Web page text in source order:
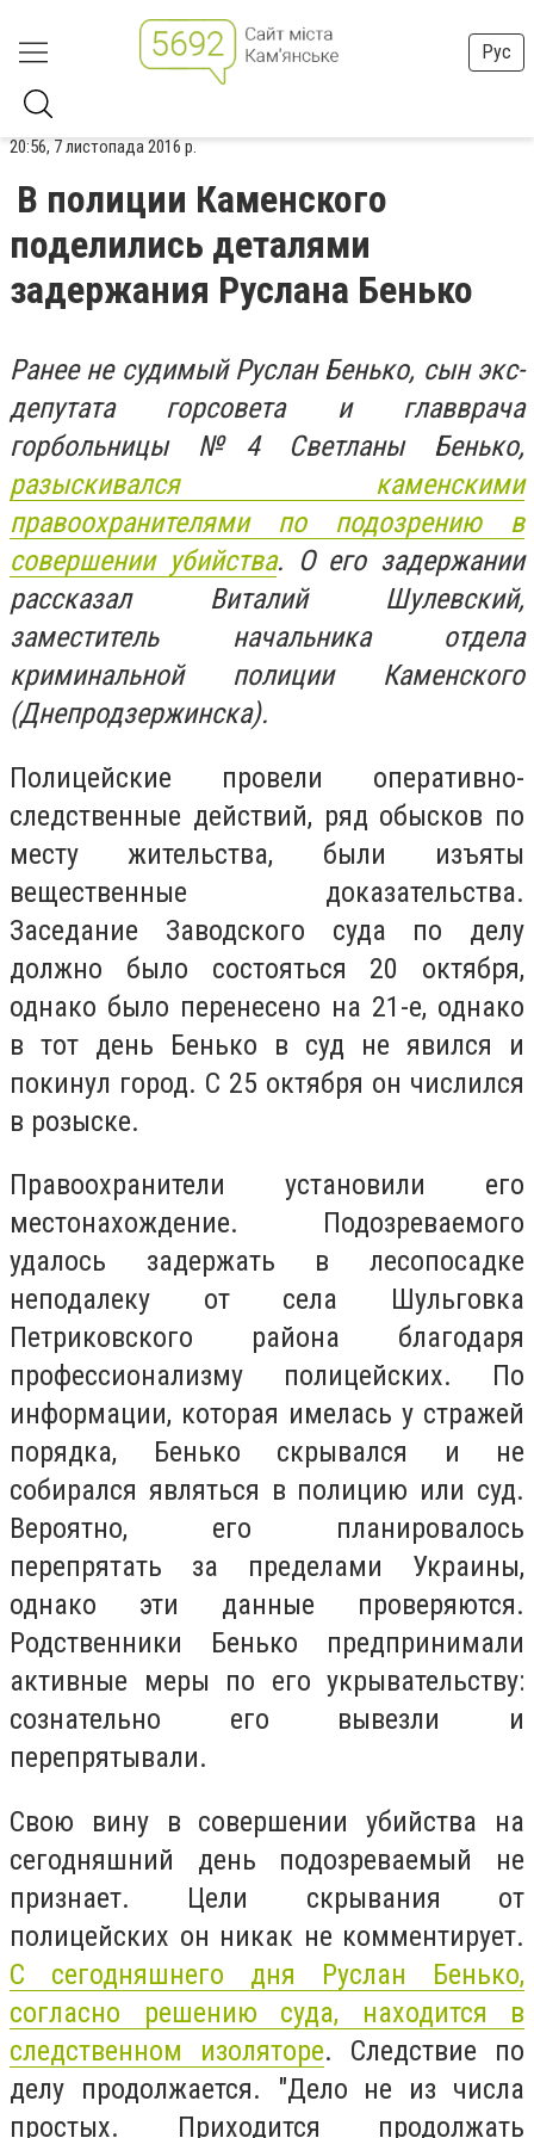
Рус
20:56, 7 листопада 2016 р.
В полиции Каменского
поделились деталями
задержания Руслана Бенько
Ранее не судимый Руслан Бенько, сын экс-
депутата горсовета и главврача
горбольницы №4 Светланы Бенько,
разыскивался каменскими
правоохранителями по подозрению в
совершении убийства. О его задержании
рассказал Виталий Шулевский,
заместитель начальника отдела
криминальной полиции Каменского
(Днепродзержинска).
Полицейские провели оперативно-
следственные действий, ряд обысков по
месту жительства, были изъяты
вещественные доказательства.
Заседание Заводского суда по делу
должно было состояться 20 октября,
однако было перенесено на 21-е, однако
в тот день Бенько в суд не явился и
покинул город. С 25 октября он числился
в розыске.
Правоохранители установили его
местонахождение. Подозреваемого
удалось задержать в лесопосадке
неподалеку от села Шульговка
Петриковского района благодаря
профессионализму полицейских. По
информации, которая имелась у стражей
порядка, Бенько скрывался и не
собирался являться в полицию или суд.
Вероятно, его планировалось
перепрятать за пределами Украины,
однако эти данные проверяются.
Родственники Бенько предпринимали
активные меры по его укрывательству:
сознательно его вывезли и
перепрятывали.
Свою вину в совершении убийства на
сегодняшний день подозреваемый не
признает. Цели скрывания от
полицейских он никак не комментирует.
С сегодняшнего дня Руслан Бенько,
согласно решению суда, находится в
следственном изоляторе. Следствие по
делу продолжается. "Дело не из числа
простых. Приходится продолжать